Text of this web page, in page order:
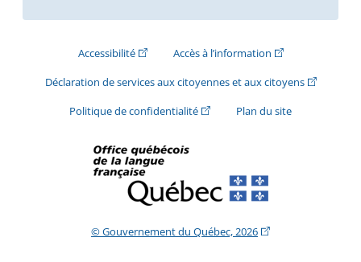
Accessibilité(Cet hyperlien externe s'ouvrira dans une
Accès à l’information(Cet hyperlien
Déclaration de services aux citoyennes et aux citoyens(Cet
Politique de confidentialité(Cet hyperlien externe s'ouvrira
Plan du site
© Gouvernement du Québec, 2026(Cet hyperlien